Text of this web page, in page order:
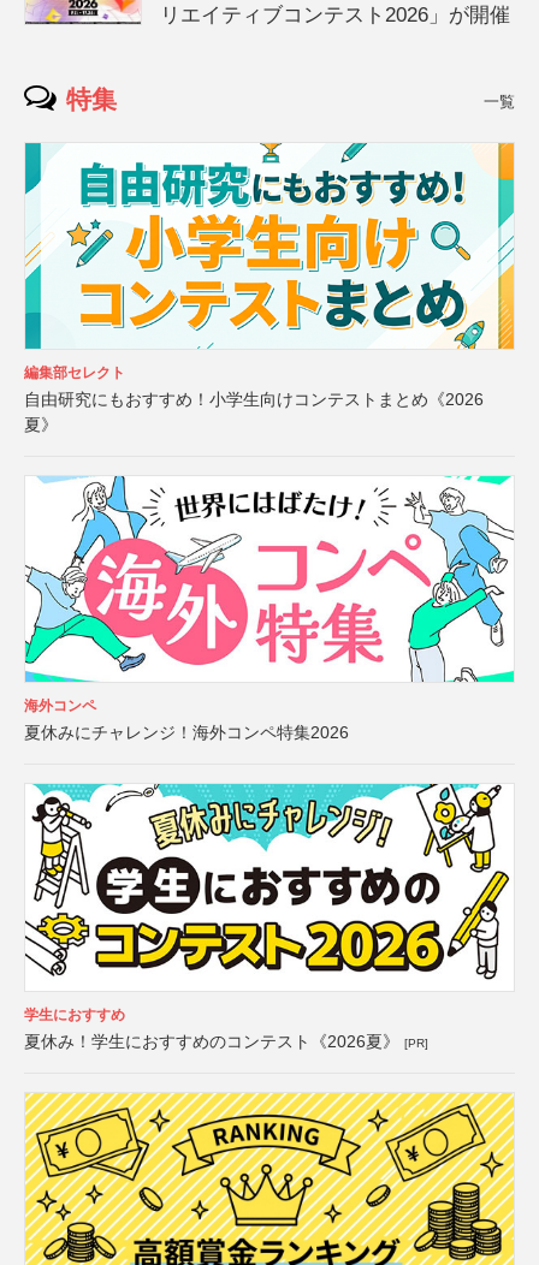
リエイティブコンテスト2026」が開催
特集 一覧
編集部セレクト
自由研究にもおすすめ！小学生向けコンテストまとめ《2026
夏》
海外コンペ
夏休みにチャレンジ！海外コンペ特集2026
学生におすすめ
夏休み！学生におすすめのコンテスト《2026夏》 [PR]